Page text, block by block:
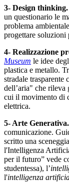
3- Design thinking.
un questionario le
problema
progettare soluzioni
4- Realizzazione
Museum le idee
plastica e metallo.
stradale
dell’aria" che rileva
cui il movimento di
elettrica.
5- Arte Generativa.
comunicazione.
scritto una
l'Intelligenza
per il futuro” vede
studentessa), l’
l'intelligenza